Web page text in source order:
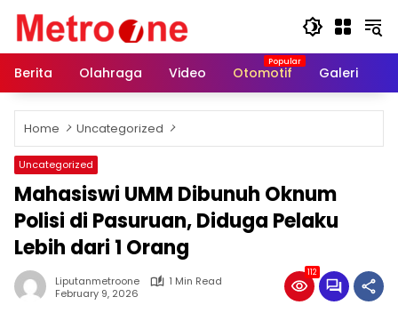
content
Berita
Olahraga Video Otomotif Galeri
Home Uncategorized
Uncategorized
Mahasiswi UMM Dibunuh Oknum
Polisi di Pasuruan, Diduga Pelaku
Lebih dari 1 Orang
Liputanmetroone
1 Min Read
February 9, 2026
112